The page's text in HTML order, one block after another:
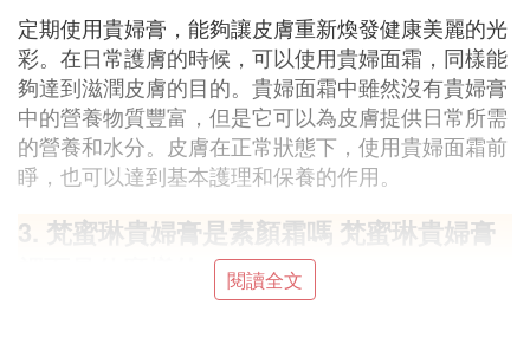
定期使用貴婦膏，能夠讓皮膚重新煥發健康美麗的光
彩。在日常護膚的時候，可以使用貴婦面霜，同樣能
夠達到滋潤皮膚的目的。貴婦面霜中雖然沒有貴婦膏
中的營養物質豐富，但是它可以為皮膚提供日常所需
的營養和水分。皮膚在正常狀態下，使用貴婦面霜前
睜，也可以達到基本護理和保養的作用。
3. 梵蜜琳貴婦膏是素顏霜嗎 梵蜜琳貴婦膏
閱讀全文